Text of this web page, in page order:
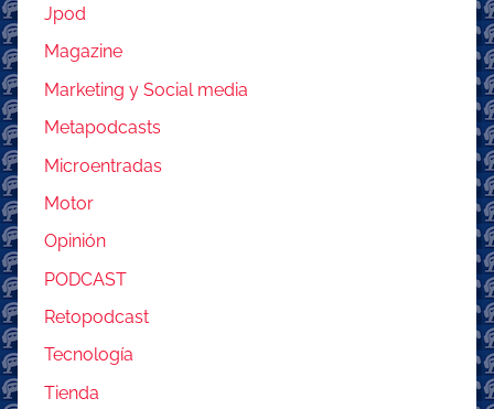
Jpod
Magazine
Marketing y Social media
Metapodcasts
Microentradas
Motor
Opinión
PODCAST
Retopodcast
Tecnología
Tienda